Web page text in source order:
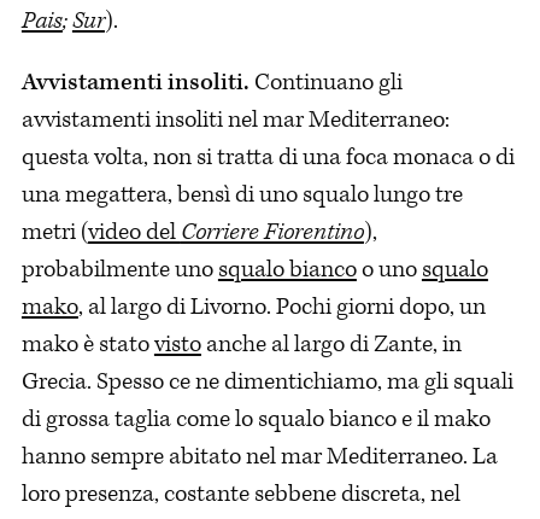
Pais;Sur).
Avvistamenti insoliti. Continuano gli
avvistamenti insoliti nel mar Mediterraneo:
questa volta, non si tratta di una foca monaca o di
una megattera, bensì di uno squalo lungo tre
metri (video delCorriere Fiorentino),
probabilmente unosqualo biancoo unosqualo
mako, al largo di Livorno. Pochi giorni dopo, un
mako è statovistoanche al largo di Zante, in
Grecia. Spesso ce ne dimentichiamo, ma gli squali
di grossa taglia come lo squalo bianco e il mako
hanno sempre abitato nel mar Mediterraneo. La
loro presenza, costante sebbene discreta, nel